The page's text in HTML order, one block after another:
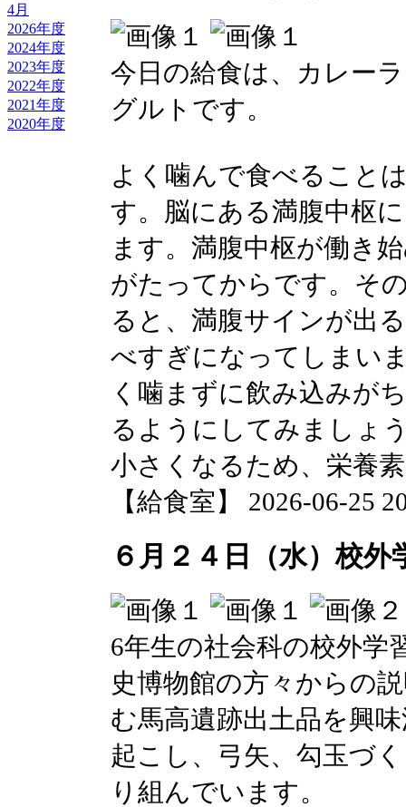
4月
2026年度
2024年度
2023年度
2022年度
2021年度
2020年度
今日の給食は、カレー
グルトです。
よく噛んで食べること
す。脳にある満腹中枢
ます。満腹中枢が働き
がたってからです。そ
ると、満腹サインが出
べすぎになってしまい
く噛まずに飲み込みが
るようにしてみましょ
小さくなるため、栄養
【給食室】 2026-06-25
６月２４日（水）校外
6年生の社会科の校外学
史博物館の方々からの
む馬高遺跡出土品を興
起こし、弓矢、勾玉づ
り組んでいます。